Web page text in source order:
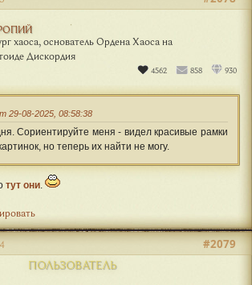
хаоса, основатель Ордена Хаоса на
Дискордия
4562 858 930
08-2025, 08:58:38
Сориентируйте меня - видел красивые рамки
но теперь их найти не могу.
тут они
ПОЛЬЗОВАТЕЛЬ
#2079